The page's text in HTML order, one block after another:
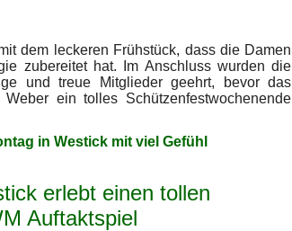
dem leckeren Frühstück, dass die Damen
zubereitet hat. Im Anschluss wurden die
und treue Mitglieder geehrt, bevor das
ein tolles Schützenfestwochenende
in Westick mit viel Gefühl
erlebt einen tollen
Auftaktspiel